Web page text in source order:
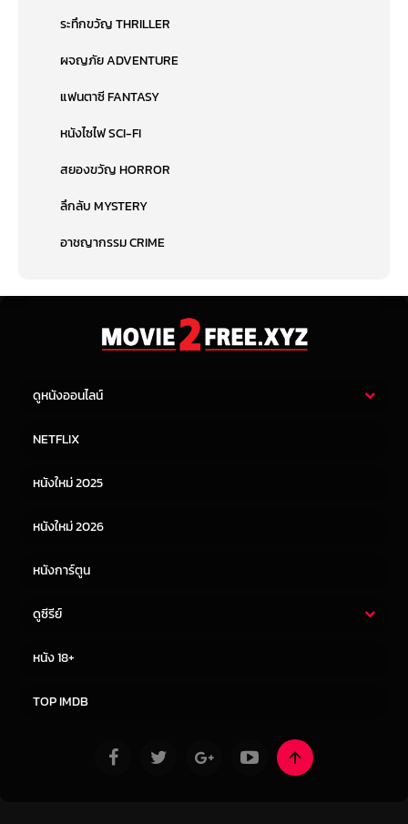
ระทึกขวัญ THRILLER
ผจญภัย ADVENTURE
แฟนตาซี FANTASY
หนังไซไฟ SCI-FI
สยองขวัญ HORROR
ลึกลับ MYSTERY
อาชญากรรม CRIME
ดูหนังออนไลน์
หนังจีน
NETFLIX
หนังใหม่ 2025
หนังใหม่ 2026
หนังการ์ตูน
ดูซีรีย์
หนัง 18+
TOP IMDB